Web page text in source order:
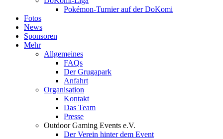
Pokémon-Turnier auf der DoKomi
Fotos
News
Sponsoren
Mehr
Allgemeines
FAQs
Der Grugapark
Anfahrt
Organisation
Kontakt
Das Team
Presse
Outdoor Gaming Events e.V.
Der Verein hinter dem Event